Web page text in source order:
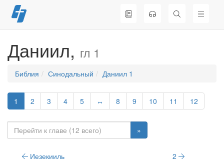
Перейти
к
Даниил, гл 1
Библия Синодальный Даниил 1
1 2 3 4 5 ↔ 8 9 10 11 12
»
Иезекииль 2